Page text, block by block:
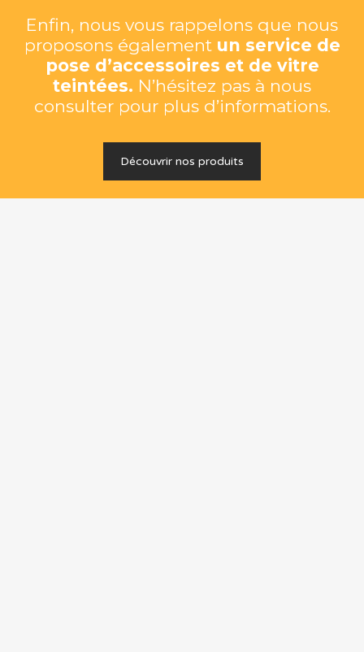
Enfin, nous vous rappelons que nous
proposons également un service de
pose d’accessoires et de vitre
teintées. N’hésitez pas à nous
consulter pour plus d’informations.
Découvrir nos produits